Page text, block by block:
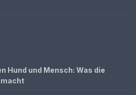
Hund und Mensch: Was die
macht